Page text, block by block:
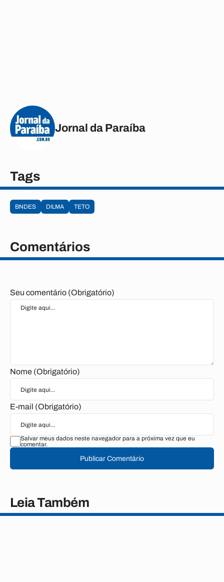
Jornal da Paraíba
Tags
BNDES DILMA TETO
Comentários
Seu comentário (Obrigatório)
Nome (Obrigatório)
E-mail (Obrigatório)
Salvar meus dados neste navegador para a próxima vez que eu
comentar.
Publicar Comentário
Leia Também